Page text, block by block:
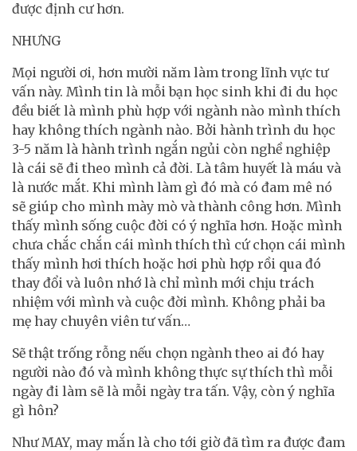
được định cư hơn.
NHƯNG
Mọi người ơi, hơn mười năm làm trong lĩnh vực tư
vấn này. Mình tin là mỗi bạn học sinh khi đi du học
đều biết là mình phù hợp với ngành nào mình thích
hay không thích ngành nào. Bởi hành trình du học
3-5 năm là hành trình ngắn ngủi còn nghề nghiệp
là cái sẽ đi theo mình cả đời. Là tâm huyết là máu và
là nước mắt. Khi mình làm gì đó mà có đam mê nó
sẽ giúp cho mình mày mò và thành công hơn. Mình
thấy mình sống cuộc đời có ý nghĩa hơn. Hoặc mình
chưa chắc chắn cái mình thích thì cứ chọn cái mình
thấy mình hơi thích hoặc hơi phù hợp rồi qua đó
thay đổi và luôn nhớ là chỉ mình mới chịu trách
nhiệm với mình và cuộc đời mình. Không phải ba
mẹ hay chuyên viên tư vấn…
Sẽ thật trống rỗng nếu chọn ngành theo ai đó hay
người nào đó và mình không thực sự thích thì mỗi
ngày đi làm sẽ là mỗi ngày tra tấn. Vậy, còn ý nghĩa
gì hôn?
Như MAY, may mắn là cho tới giờ đã tìm ra được đam